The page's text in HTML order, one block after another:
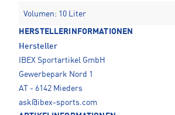
Volumen: 10 Liter
HERSTELLERINFORMATIONEN
Hersteller
IBEX Sportartikel GmbH
Gewerbepark Nord 1
AT - 6142 Mieders
ask@ibex-sports.com